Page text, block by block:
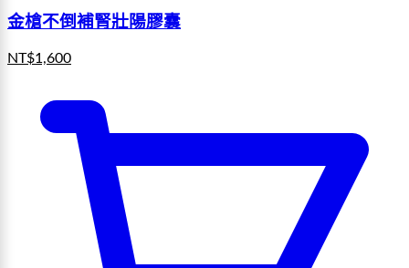
金槍不倒補腎壯陽膠囊
NT$1,600